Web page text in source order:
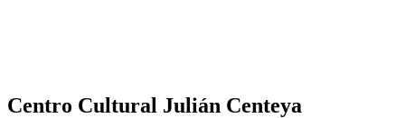
Centro Cultural Julián Centeya